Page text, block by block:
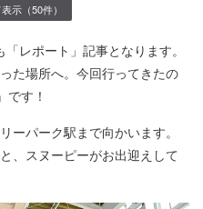
示（50件）
レポート」記事となります。
た場所へ。今回行ってきたの
す！
ーパーク駅まで向かいます。
、スヌーピーがお出迎えして